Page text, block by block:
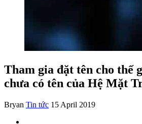
Tham gia đặt tên cho thế
chưa có tên của Hệ Mặt
Bryan Tin tức 15 April 2019